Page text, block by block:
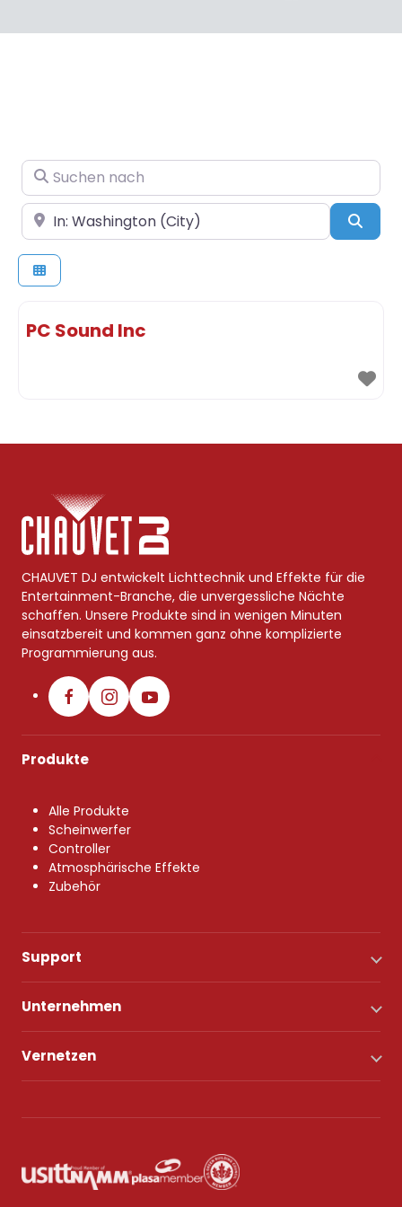
Suchen nach
In der Nähe
PC Sound Inc
CHAUVET DJ entwickelt Lichttechnik und Effekte für die
Entertainment-Branche, die unvergessliche Nächte
schaffen. Unsere Produkte sind in wenigen Minuten
einsatzbereit und kommen ganz ohne komplizierte
Programmierung aus.
Produkte
Alle Produkte
Scheinwerfer
Controller
Atmosphärische Effekte
Zubehör
Support
Unternehmen
Vernetzen